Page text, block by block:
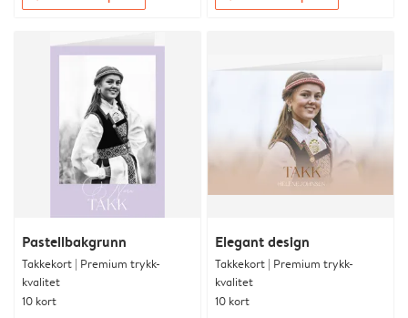
Pastellbakgrunn
Takkekort | Premium trykk-
kvalitet
10 kort
Elegant design
Takkekort | Premium trykk-
kvalitet
10 kort